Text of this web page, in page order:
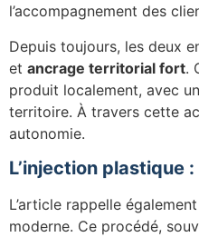
l’accompagnement des
Depuis toujours, les deux
et ancrage territorial fort.
produit localement, avec
territoire. À travers cette
autonomie.
L’injection plastique
L’article rappelle
moderne. Ce procédé,